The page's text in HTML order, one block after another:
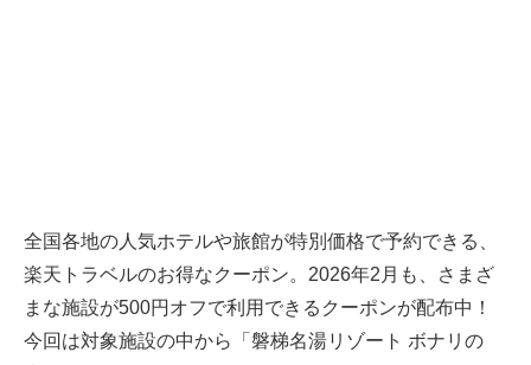
全国各地の人気ホテルや旅館が特別価格で予約できる、
楽天トラベルのお得なクーポン。2026年2月も、さまざ
まな施設が500円オフで利用できるクーポンが配布中！
今回は対象施設の中から「磐梯名湯リゾート ボナリの